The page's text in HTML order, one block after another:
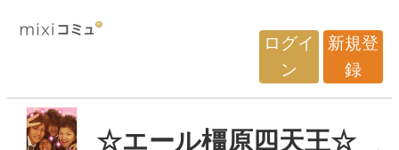
ログイ
ン
新規登
録
☆エール橿原四天王☆